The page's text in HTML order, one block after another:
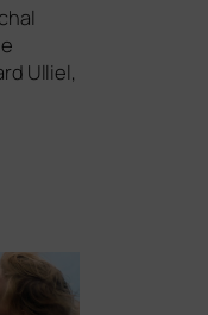
Ulliel,